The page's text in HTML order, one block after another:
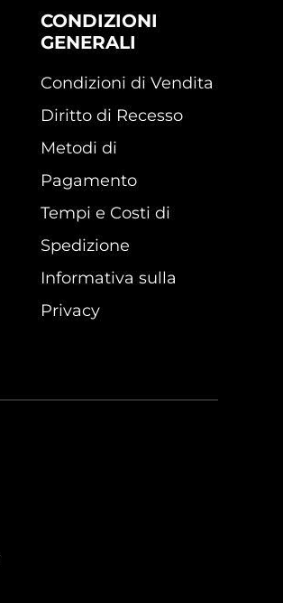
CONDIZIONI
GENERALI
Condizioni di Vendita
Diritto di Recesso
Metodi di
Pagamento
Tempi e Costi di
Spedizione
Informativa sulla
Privacy